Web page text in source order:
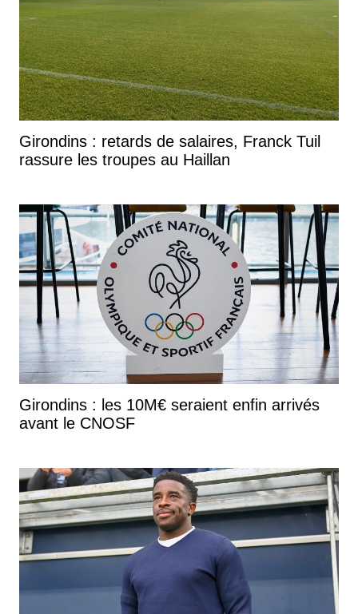
Girondins : retards de salaires, Franck Tuil
rassure les troupes au Haillan
Girondins : les 10M€ seraient enfin arrivés
avant le CNOSF